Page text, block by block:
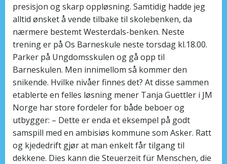
presisjon og skarp oppløsning. Samtidig hadde jeg
alltid ønsket å vende tilbake til skolebenken, da
nærmere bestemt Westerdals-benken. Neste
trening er på Os Barneskule neste torsdag kl.18.00.
Parker på Ungdomsskulen og gå opp til
Barneskulen. Men innimellom så kommer den
snikende. Hvilke nivåer finnes det? At disse sammen
etablerte en felles løsning mener Tanja Guettler i JM
Norge har store fordeler for både beboer og
utbygger: – Dette er enda et eksempel på godt
samspill med en ambisiøs kommune som Asker. Ratt
og kjededrift gjør at man enkelt får tilgang til
dekkene. Dies kann die Steuerzeit für Menschen, die